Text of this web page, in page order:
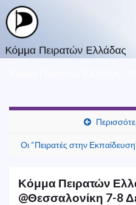
Οι “Πειρατές στην
Κόμμα Πειρατών
@Θεσσαλονίκη 7-8